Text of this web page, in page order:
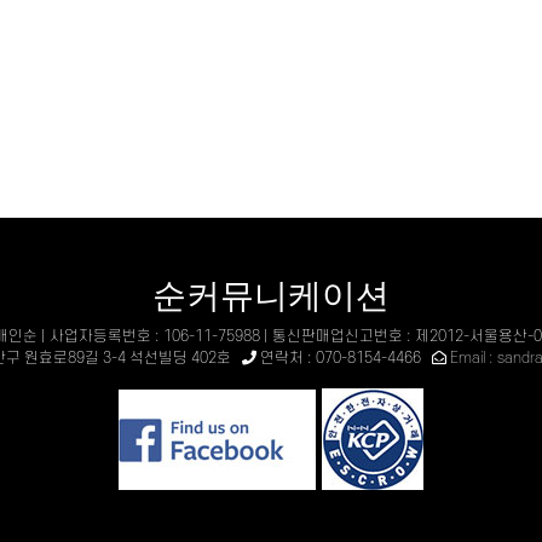
순커뮤니케이션
인순 | 사업자등록번호 : 106-11-75988 | 통신판매업신고번호 : 제2012-서울용산-
구 원효로89길 3-4 석선빌딩 402호
연락처 : 070-8154-4466 Email :